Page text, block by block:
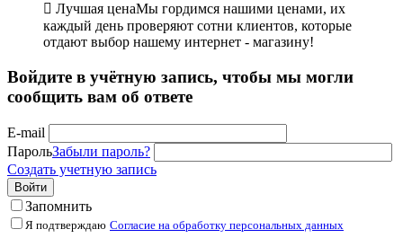
 Лучшая ценаМы гордимся нашими ценами, их
каждый день проверяют сотни клиентов, которые
отдают выбор нашему интернет - магазину!
Войдите в учётную запись, чтобы мы могли
сообщить вам об ответе
E-mail
ПарольЗабыли пароль?
Создать учетную запись
Войти
Запомнить
Я подтверждаю Согласие на обработку персональных данных